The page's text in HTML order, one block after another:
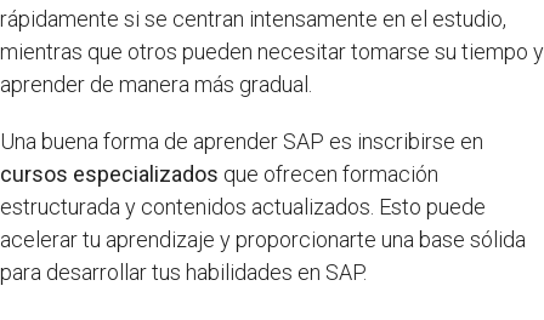
rápidamente si se centran intensamente en el estudio,
mientras que otros pueden necesitar tomarse su tiempo y
aprender de manera más gradual.
Una buena forma de aprender SAP es inscribirse en
cursos especializados que ofrecen formación
estructurada y contenidos actualizados. Esto puede
acelerar tu aprendizaje y proporcionarte una base sólida
para desarrollar tus habilidades en SAP.